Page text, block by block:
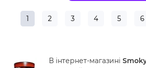
1 2 3 4 5 6
В інтернет-магазині